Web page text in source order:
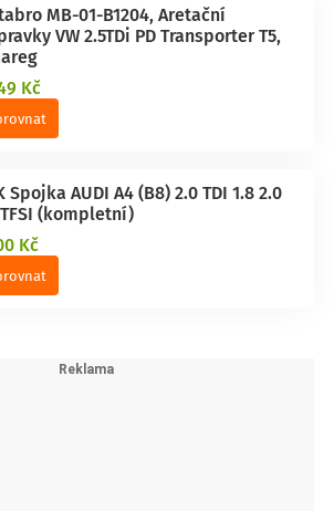
MB-01-B1204, Aretační
VW 2.5TDi PD Transporter T5,
Kč
Spojka AUDI A4 (B8) 2.0 TDI 1.8 2.0
(kompletní)
Kč